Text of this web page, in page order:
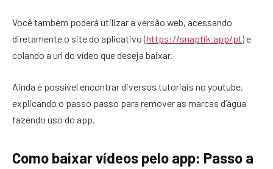
Você também poderá utilizar a versão web, acessando
diretamente o site do aplicativo (https://snaptik.app/pt) e
colando a url do vídeo que deseja baixar.
Ainda é possível encontrar diversos tutoriais no youtube,
explicando o passo passo para remover as marcas d’água
fazendo uso do app.
Como baixar vídeos pelo app: Passo a